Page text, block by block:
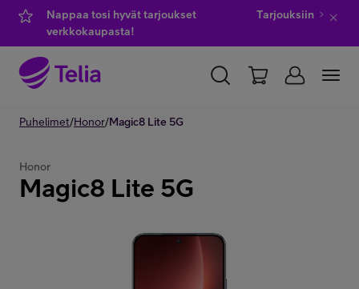
Nappaa tosi hyvät tarjoukset
verkkokaupasta!
Tarjouksiin
YKSITYISILLE YRITYKSILLE WHOLESALE
Kauppa
Puhelimet/Honor/Magic8 Lite 5G
Honor
Magic8 Lite 5G